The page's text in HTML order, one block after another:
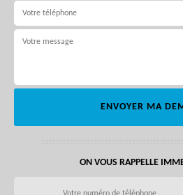
ON VOUS RAPPELLE